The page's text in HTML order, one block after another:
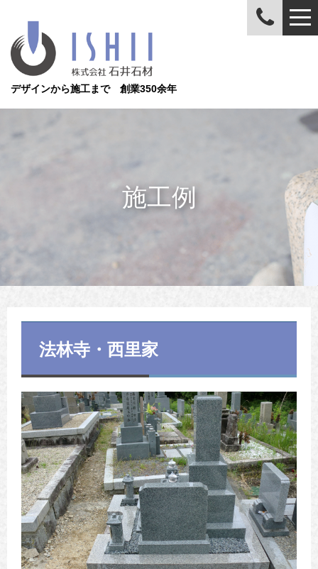
デザインから施工まで 創業350余年
施工例
法林寺・西里家